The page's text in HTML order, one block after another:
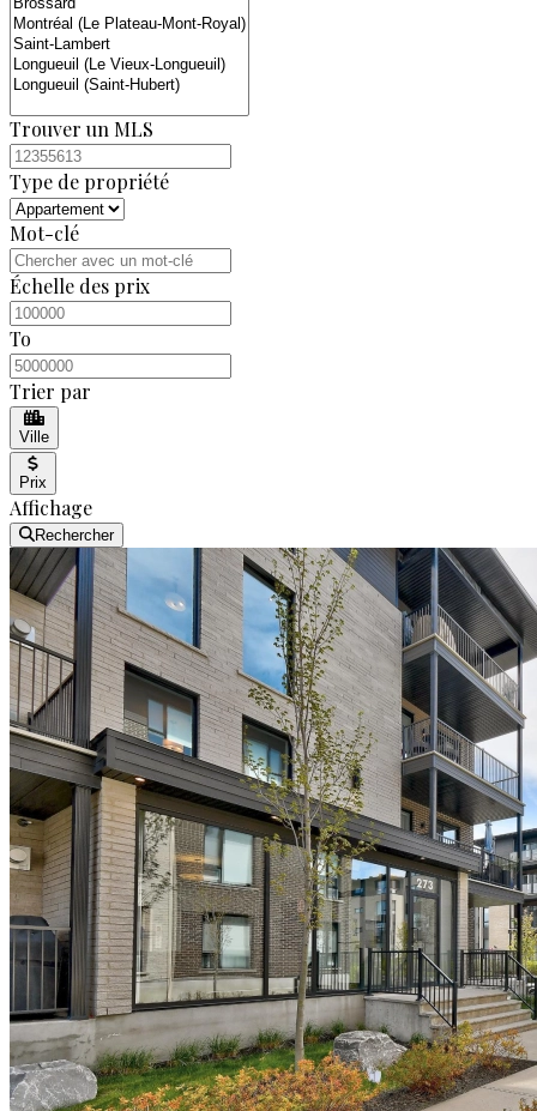
Trouver un MLS
Type de propriété
Mot-clé
Échelle des prix
To
Trier par
Ville
Prix
Affichage
Rechercher